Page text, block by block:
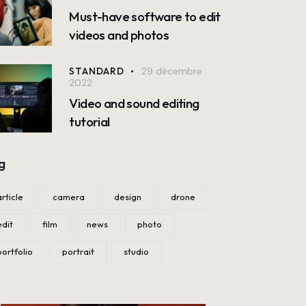
Must-have software to edit
videos and photos
STANDARD
29 décembre
2022
Video and sound editing
tutorial
camera design drone
film news photo
portrait studio